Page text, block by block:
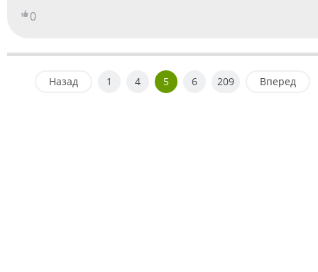
0
Назад 1 4 5 6 209 Вперед